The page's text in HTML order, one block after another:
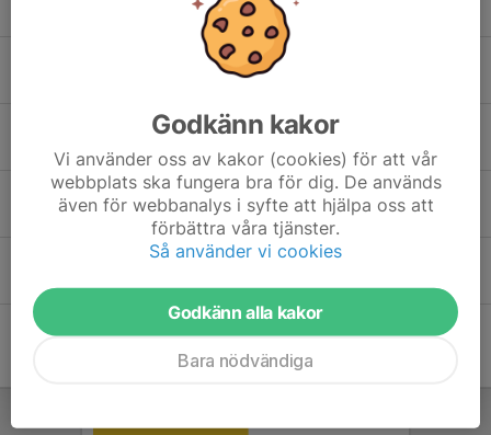
Isabelle Bonta
Linnea Lägermo
Godkänn kakor
Vi använder oss av kakor (cookies) för att vår
webbplats ska fungera bra för dig. De används
även för webbanalys i syfte att hjälpa oss att
förbättra våra tjänster.
Så använder vi cookies
Godkänn alla kakor
Bara nödvändiga